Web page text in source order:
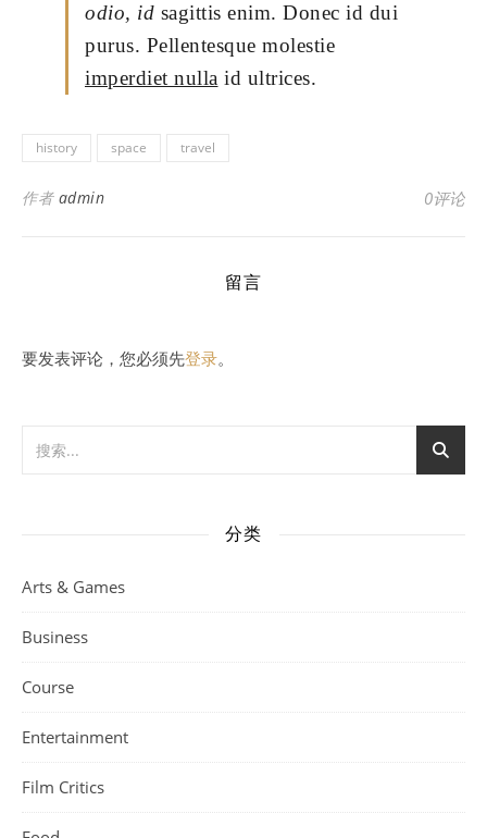
odio, id sagittis enim. Donec id dui
purus. Pellentesque molestie
imperdiet nulla id ultrices.
history space travel
作者 admin 0评论
留言
要发表评论，您必须先登录。
分类
Arts & Games
Business
Course
Entertainment
Film Critics